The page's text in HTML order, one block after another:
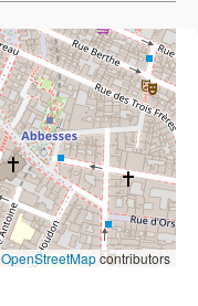
OpenStreetMapcontributors